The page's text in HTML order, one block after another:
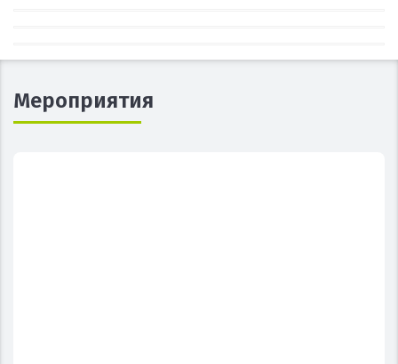
Мероприятия